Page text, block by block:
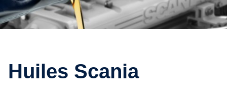
Huiles Scania